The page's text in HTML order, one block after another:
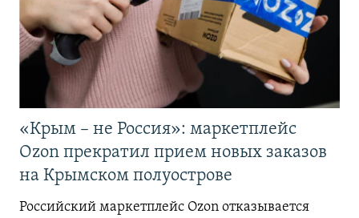
«Крым – не Россия»: маркетплейс
Ozon прекратил прием новых заказов
на Крымском полуострове
Российский маркетплейс Ozon отказывается